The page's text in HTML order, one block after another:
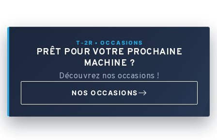
T-2R • OCCASIONS
PRÊT POUR VOTRE PROCHAINE
MACHINE ?
Découvrez nos occasions !
NOS OCCASIONS